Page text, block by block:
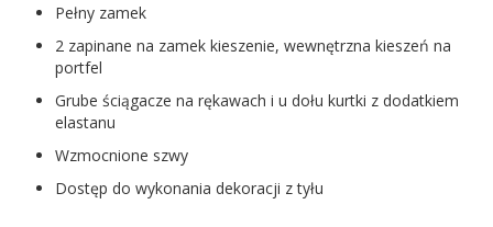
Pełny zamek
2 zapinane na zamek kieszenie, wewnętrzna kieszeń na
portfel
Grube ściągacze na rękawach i u dołu kurtki z dodatkiem
elastanu
Wzmocnione szwy
Dostęp do wykonania dekoracji z tyłu